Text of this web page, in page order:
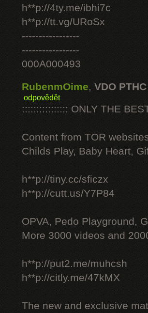
h**p://4ty.me/ibhi7c
h**p://tt.vg/URoSx
-----------------
-----------------
000A000493
RubenmOime, VDO
odpovědět
:::::::::::::::: ONLY THE
Content from TOR
Childs Play, Baby Heart,
h**p://tiny.cc/sficzx
h**p://cutt.us/Y7P84
OPVA, Pedo Playground,
More 3000 videos and
h**p://put2.me/muhcsh
h**p://citly.me/47kMX
The new and exclusive